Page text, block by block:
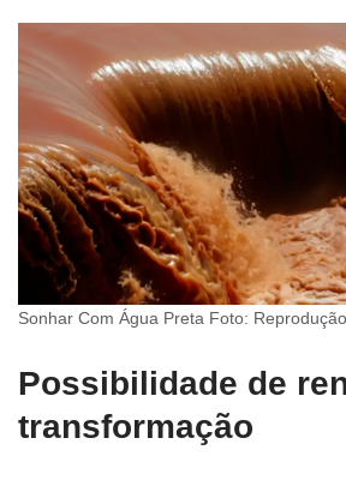
Sonhar Com Água Preta Foto: Reprodução
Possibilidade de
transformação